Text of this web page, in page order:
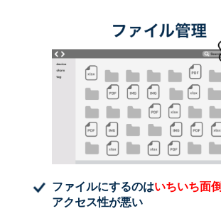
ファイルにするのはいちいち面
アクセス性が悪い